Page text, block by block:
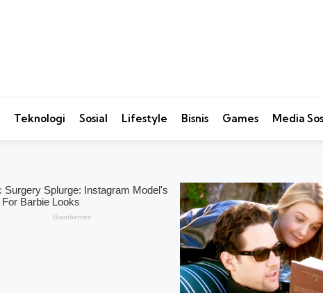
Teknologi Sosial Lifestyle Bisnis Games Media